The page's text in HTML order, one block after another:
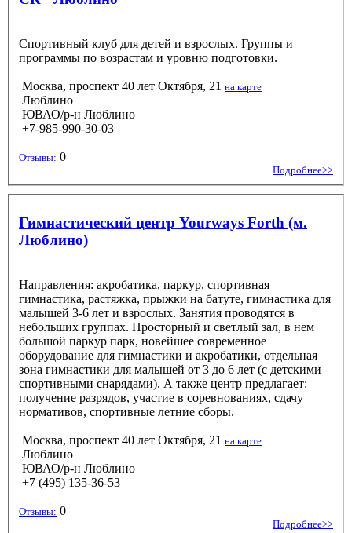
Спортивный клуб для детей и взрослых. Группы и
программы по возрастам и уровню подготовки.
Москва, проспект 40 лет Октября, 21 на карте
Люблино
ЮВАО/р-н Люблино
+7-985-990-30-03
Отзывы: 0
Подробнее>>
Гимнастический центр Yourways Forth (м.
Люблино)
Направления: акробатика, паркур, спортивная
гимнастика, растяжка, прыжки на батуте, гимнастика для
малышей 3-6 лет и взрослых. Занятия проводятся в
небольших группах. Просторный и светлый зал, в нем
большой паркур парк, новейшее современное
оборудование для гимнастики и акробатики, отдельная
зона гимнастики для малышей от 3 до 6 лет (с детскими
спортивными снарядами). А также центр предлагает:
получение разрядов, участие в соревнованиях, сдачу
нормативов, спортивные летние сборы.
Москва, проспект 40 лет Октября, 21 на карте
Люблино
ЮВАО/р-н Люблино
+7 (495) 135-36-53
Отзывы: 0
Подробнее>>